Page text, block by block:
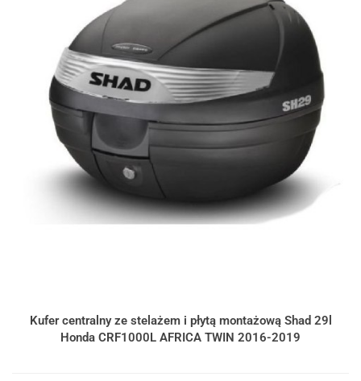
Kufer centralny ze stelażem i płytą montażową Shad 29l
Honda CRF1000L AFRICA TWIN 2016-2019